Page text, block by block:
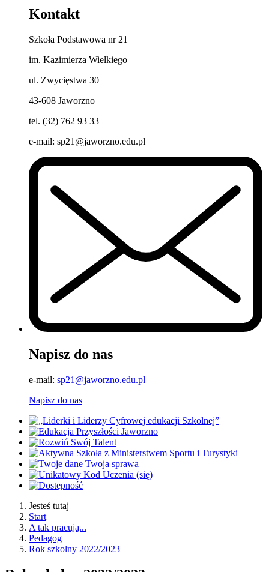
Kontakt
Szkoła Podstawowa nr 21
im. Kazimierza Wielkiego
ul. Zwycięstwa 30
43-608 Jaworzno
tel. (32) 762 93 33
e-mail: sp21@jaworzno.edu.pl
Napisz do nas
e-mail: sp21@jaworzno.edu.pl
Napisz do nas
Jesteś tutaj
Start
A tak pracują...
Pedagog
Rok szkolny 2022/2023